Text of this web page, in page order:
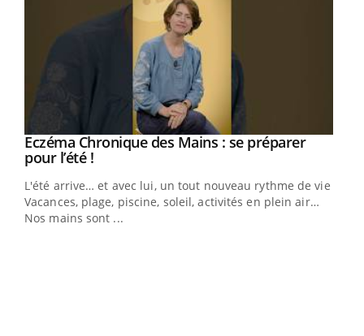
Youtube
Eczéma Chronique des Mains : se préparer
pour l’été !Youtube
L'été arrive… et avec lui, un tout nouveau rythme de vie !
Vacances, plage, piscine, soleil, activités en plein air…
Nos mains sont ...